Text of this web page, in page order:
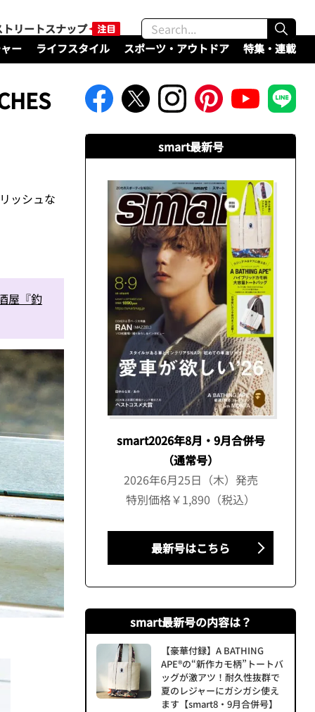
トリートスナップ
ー
ライフスタイル スポーツ・アウトドア 特集・連載
ッシュな
屋『釣
smart最新号
smart2026年8月・9月合併号
（通常号）
2026年6月25日（木）発売
特別価格￥1,890（税込）
最新号はこちら
smart最新号の内容は？
【豪華付録】A BATHING
APE®の“新作カモ柄”トートバ
ッグが激アツ！耐久性抜群で
夏のレジャーにガシガシ使え
ます【smart8・9月合併号】